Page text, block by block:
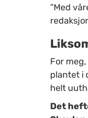
”Med
For
plantet i
helt
Det